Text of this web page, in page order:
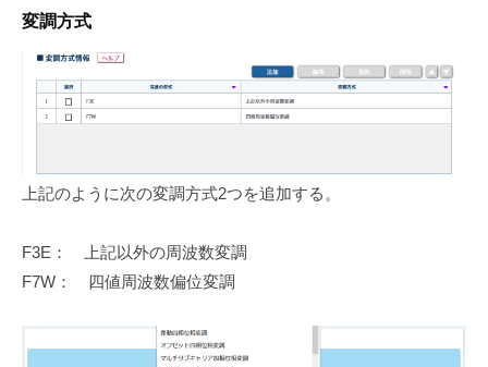
変調方式
上記のように次の変調方式2つを追加する。
F3E： 上記以外の周波数変調
F7W： 四値周波数偏位変調